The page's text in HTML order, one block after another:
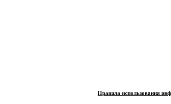
Правила использования